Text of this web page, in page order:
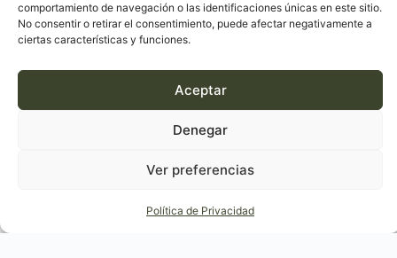
comportamiento de navegación o las identificaciones únicas en este sitio.
No consentir o retirar el consentimiento, puede afectar negativamente a
ciertas características y funciones.
Aceptar
Denegar
Ver preferencias
Política de Privacidad
Divorcio
Express
judicial
170
€
/+
meses
Divorcio
Express
499
€
/+
estimado